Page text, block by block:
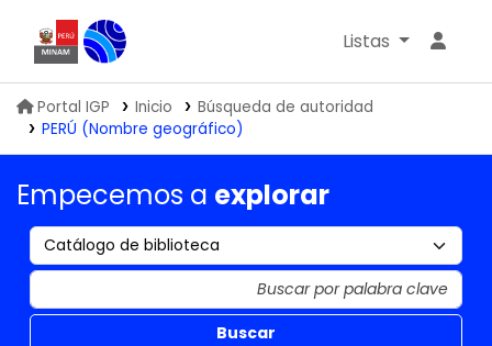
Biblioteca IGP
Listas
Portal IGP Inicio
Búsqueda de autoridad
PERÚ (Nombre geográfico)
Empecemos a explorar
Buscar